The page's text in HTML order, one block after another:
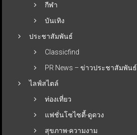
กีฬา
บันเทิง
ประชาสัมพันธ์
Classicfind
PR News – ข่าวประชาสัมพันธ์
ไลฟ์สไตล์
ท่องเที่ยว
แฟชั่นโซไซตี้-ดูดวง
สุขภาพ-ความงาม